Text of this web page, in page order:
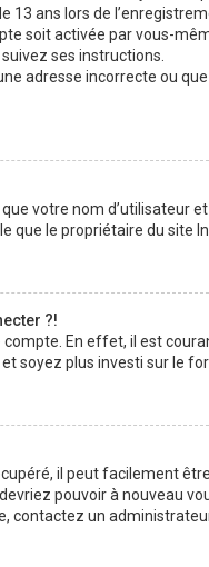
13 ans lors de
soit activée par vous-
ses instructions.
adresse incorrecte ou
votre nom
que le propriétaire du site
?!
En effet, il est
soyez plus investi sur le
il peut facilement
pouvoir à nouveau
contactez un